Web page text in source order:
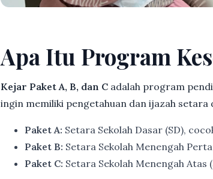
Apa Itu Program
Kejar Paket A, B, dan C adalah program
ingin memiliki pengetahuan dan ijazah setara
Paket A: Setara Sekolah Dasar (SD),
Paket B: Setara Sekolah Menengah
Paket C: Setara Sekolah Menengah